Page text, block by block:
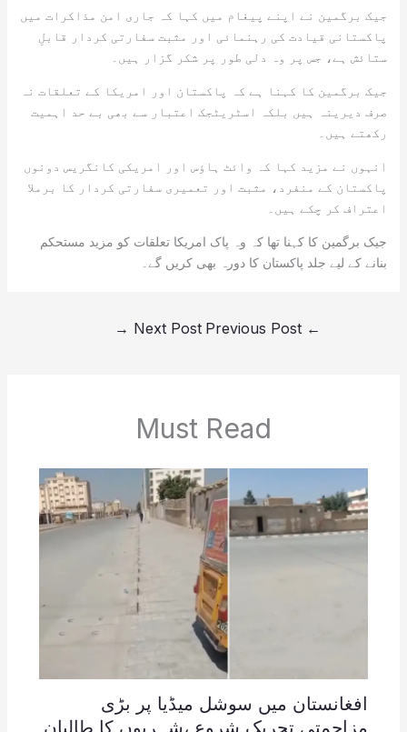
جیک برگمین نے اپنے پیغام میں کہا کہ جاری امن مذاکرات میں
پاکستانی قیادت کی رہنمائی اور مثبت سفارتی کردار قابلِ
ستائش ہے، جس پر وہ دلی طور پر شکر گزار ہیں۔
جیک برگمین کا کہنا ہے کہ پاکستان اور امریکا کے تعلقات نہ
صرف دیرینہ ہیں بلکہ اسٹریٹجک اعتبار سے بھی بے حد اہمیت
رکھتے ہیں۔
انہوں نے مزید کہا کہ وائٹ ہاؤس اور امریکی کانگریس دونوں
پاکستان کے منفرد، مثبت اور تعمیری سفارتی کردار کا برملا
اعتراف کر چکے ہیں۔
جیک برگمین کا کہنا تھا کہ وہ پاک امریکا تعلقات کو مزید مستحکم
بنانے کے لیے جلد پاکستان کا دورہ بھی کریں گے۔
←
Next Post
→
Must Read
افغانستان میں سوشل میڈیا پر بڑی